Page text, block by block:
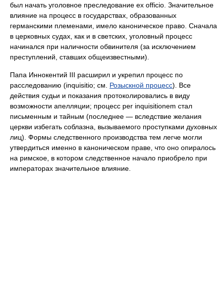
был начать уголовное преследование ex officio. Значительное
влияние на процесс в государствах, образованных
германскими племенами, имело каноническое право. Сначала
в церковных судах, как и в светских, уголовный процесс
начинался при наличности обвинителя (за исключением
преступлений, ставших общеизвестными).
Папа Иннокентий III расширил и укрепил процесс по
расследованию (inquisitio; см. Розыскной процесс). Все
действия судьи и показания протоколировались в виду
возможности апелляции; процесс per inquisitionem стал
письменным и тайным (последнее — вследствие желания
церкви избегать соблазна, вызываемого проступками духовных
лиц). Формы следственного производства тем легче могли
утвердиться именно в каноническом праве, что оно опиралось
на римское, в котором следственное начало приобрело при
императорах значительное влияние.